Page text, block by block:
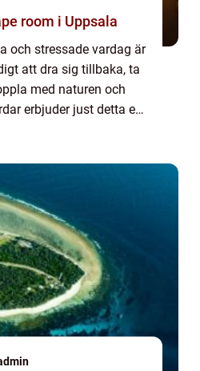
room i Uppsala
och stressade vardag är
att dra sig tillbaka, ta
med naturen och
erbjuder just detta en